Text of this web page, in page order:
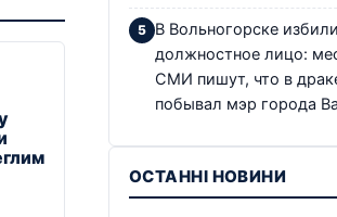
В Вольногорске избили
должностное лицо:
СМИ пишут, что в
побывал мэр города
ОСТАННІ НОВИНИ